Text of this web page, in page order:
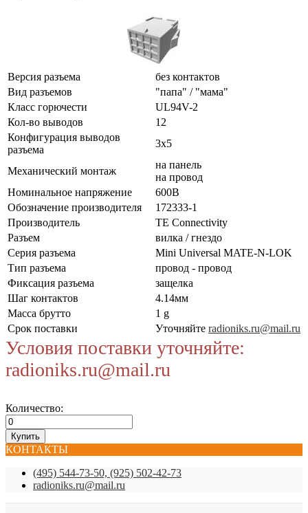
Версия разъема
без контактов
Вид разъемов
"папа" / "мама"
Класс горючести
UL94V-2
Кол-во выводов
12
Конфигурация выводов
разъема
3x5
Механический монтаж
на панель
на провод
Номинальное напряжение
600В
Обозначение производителя
172333-1
Производитель
TE Connectivity
Разъем
вилка / гнездо
Серия разъема
Mini Universal MATE-N-LOK
Тип разъема
провод - провод
Фиксация разъема
защелка
Шаг контактов
4.14мм
Масса брутто
1 g
Срок поставки
Уточняйте radioniks.ru@mail.ru
Условия поставки уточняйте:
radioniks.ru@mail.ru
Количество:
КОНТАКТЫ
(495) 544-73-50, (925) 502-42-73
radioniks.ru@mail.ru